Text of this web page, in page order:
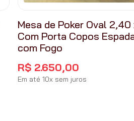
Mesa de Poker Oval 2,40
Com Porta Copos
com Fogo
R$ 2.650,00
Em até10x sem juros